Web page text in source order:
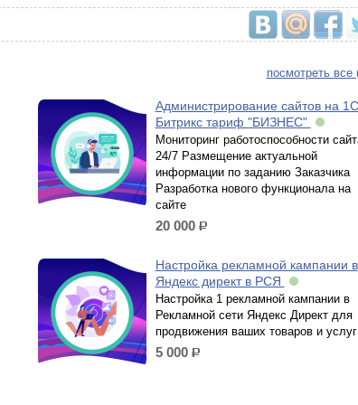
посмотреть все
Администрирование сайтов на
Битрикс тариф "БИЗНЕС"
Мониторинг работоспособности
24/7 Размещение актуальной
информации по заданию Заказчика
Разработка нового функционала на
сайте
20 000 р.
Настройка рекламной кампании в
Яндекс директ в РСЯ
Настройка 1 рекламной кампании в
Рекламной сети Яндекс Директ для
продвижения ваших товаров и услуг
5 000 р.